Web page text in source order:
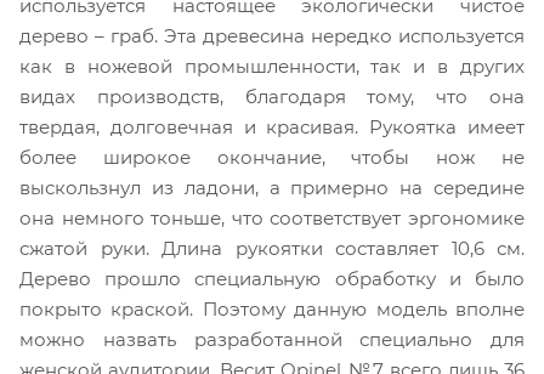
используется настоящее экологически чистое
дерево – граб. Эта древесина нередко используется
как в ножевой промышленности, так и в других
видах производств, благодаря тому, что она
твердая, долговечная и красивая. Рукоятка имеет
более широкое окончание, чтобы нож не
выскользнул из ладони, а примерно на середине
она немного тоньше, что соответствует эргономике
сжатой руки. Длина рукоятки составляет 10,6 см.
Дерево прошло специальную обработку и было
покрыто краской. Поэтому данную модель вполне
можно назвать разработанной специально для